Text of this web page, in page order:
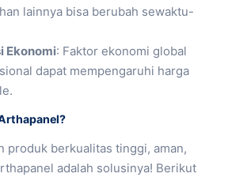
lainnya bisa berubah sewaktu-
Ekonomi: Faktor ekonomi global
dapat mempengaruhi harga
produk berkualitas tinggi, aman,
adalah solusinya! Berikut